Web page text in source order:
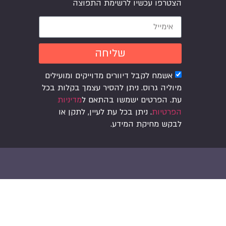
הצטרפו עכשיו לרשימת התפוצה
אשמח לקבל דיוורים מדוייקים ומועילים
מיוליה גרוס. ניתן להסיר עצמך בקלות בכל
עת. הפרטים ישמשו בהתאם למדיניות
הפרטיות. ניתן בכל עת לעיין, לתקן או
לבקש מחיקת המידע.
שליחה